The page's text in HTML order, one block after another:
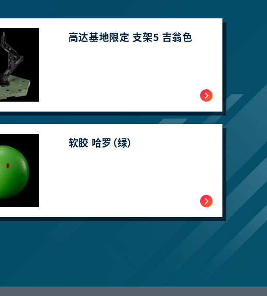
高达基地限定 支架5 吉翁色
软胶 哈罗（绿）